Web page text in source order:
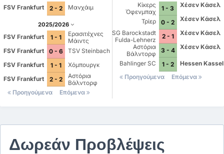
FSV Frankfurt 2 - 2 Μανχάιμ
2025/2026
FSV Frankfurt 1 - 1
Ερασιτέχνες
Μάιντς
FSV Frankfurt
0 - 6
TSV Steinbach
FSV Frankfurt
1 - 1
Χόμπουργκ
FSV Frankfurt
2 - 2
Αστόρια
Βάλντορφ
Προηγούμενα
Επόμενα
Κίκερς
Όφενμπαχ
1 - 3 Χέσεν Κάσελ
Τρίερ 0 - 2
Χέσεν Κάσελ
SG Barockstadt
Fulda-Lehnerz
2 - 1
Χέσεν Κάσελ
Αστόρια
Βάλντορφ
3 - 4 Χέσεν Κάσελ
Bahlinger SC 1 - 2
Hessen Kassel
Προηγούμενα
Επόμενα
Δωρεάν Προβλέψεις